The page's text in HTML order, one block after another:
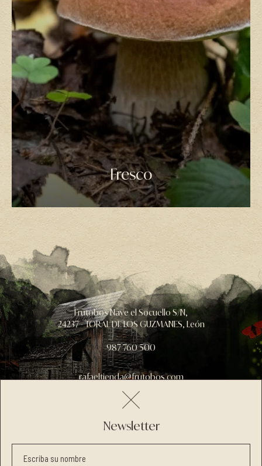
Fresco
Frutobos Nave el Socuello S/N,
24237 - TORAL DE LOS GUZMANES, León
987 760 500
rafaeltienda@frutobos.com
Aviso legal Política de privacidad Términos y condiciones
Newsletter
Escriba su nombre